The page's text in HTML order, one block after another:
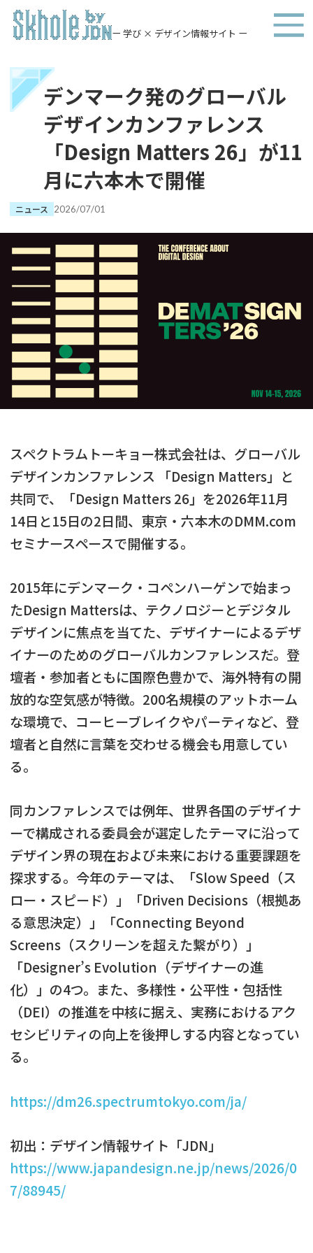
ー 学び × デザイン情報サイト ー
デンマーク発のグローバル
デザインカンファレンス
「Design Matters 26」が11
月に六本木で開催
ニュース 2026/07/01
スペクトラムトーキョー株式会社は、グローバル
デザインカンファレンス 「Design Matters」と
共同で、「Design Matters 26」を2026年11月
14日と15日の2日間、東京・六本木のDMM.com
セミナースペースで開催する。
2015年にデンマーク・コペンハーゲンで始まっ
たDesign Mattersは、テクノロジーとデジタル
デザインに焦点を当てた、デザイナーによるデザ
イナーのためのグローバルカンファレンスだ。登
壇者・参加者ともに国際色豊かで、海外特有の開
放的な空気感が特徴。200名規模のアットホーム
な環境で、コーヒーブレイクやパーティなど、登
壇者と自然に言葉を交わせる機会も用意してい
る。
同カンファレンスでは例年、世界各国のデザイナ
ーで構成される委員会が選定したテーマに沿って
デザイン界の現在および未来における重要課題を
探求する。今年のテーマは、「Slow Speed（ス
ロー・スピード）」「Driven Decisions（根拠あ
る意思決定）」「Connecting Beyond
Screens（スクリーンを超えた繋がり）」
「Designer’s Evolution（デザイナーの進
化）」の4つ。また、多様性・公平性・包括性
（DEI）の推進を中核に据え、実務におけるアク
セシビリティの向上を後押しする内容となってい
る。
https://dm26.spectrumtokyo.com/ja/
初出：デザイン情報サイト「JDN」
https://www.japandesign.ne.jp/news/2026/0
7/88945/